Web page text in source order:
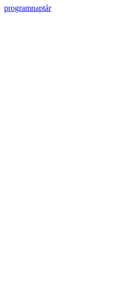
programnaptár